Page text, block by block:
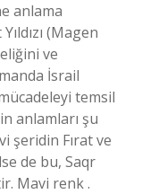
anlama
(Magen
ve
İsrail
temsil
anlamları şu
şeridin Fırat ve
de bu, Saqr
Mavi renk .